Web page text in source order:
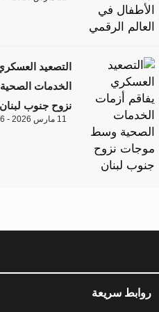
التصعيد
الخدمات
نزوح جنوب لبنان
11 مارس 2026 - 10:26
روابط سريعة